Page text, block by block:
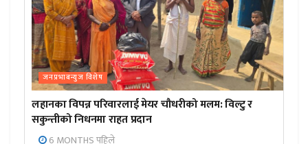
जनप्रभाबन्युज विशेष
लहानका विपन्न परिवारलाई मेयर चौधरीको मलम: विल्टु र
सकुन्तीको निधनमा राहत प्रदान
6 MONTHS पहिले